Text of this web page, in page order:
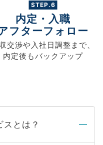
STEP.6
内定・入職
フターフォロー
交渉や入社日調整まで、
内定後もバックアップ
スとは？